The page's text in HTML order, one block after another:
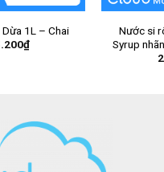
1L – Chai
₫
Nước si
Syrup